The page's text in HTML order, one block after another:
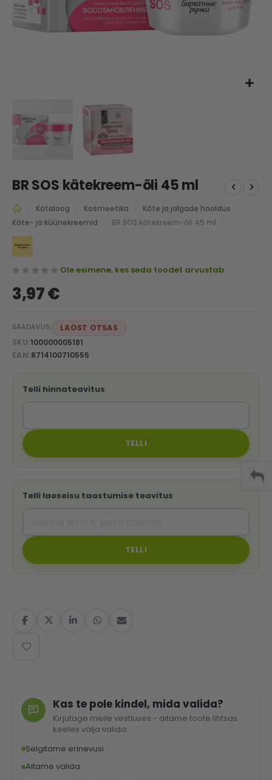
to
beginning
of
the
images
gallery
BR SOS kätekreem-õli 45 ml
Kataloog Kosmeetika
Käte ja jalgade hooldus
Käte- ja küünekreemid
BR SOS kätekreem-õli 45 ml
Ole esimene, kes seda toodet arvustab
3,97 €
SAADAVUS:
LAOST OTSAS
SKU 100000005181
EAN 8714100710555
Telli hinnateavitus
TELLI
Telli laoseisu taastumise teavitus
TELLI
Kas te pole kindel, mida valida?
Kirjutage meile vestluses - aitame toote lihtsas
keeles välja valida.
Selgitame erinevusi
Aitame valida